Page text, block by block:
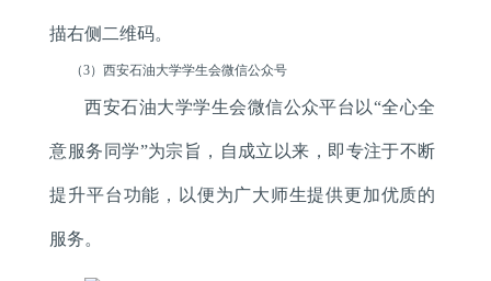
描右侧二维码。
（3）西安石油大学学生会微信公众号
西安石油大学学生会微信公众平台以“全心全
意服务同学”为宗旨，自成立以来，即专注于不断
提升平台功能，以便为广大师生提供更加优质的
服务。